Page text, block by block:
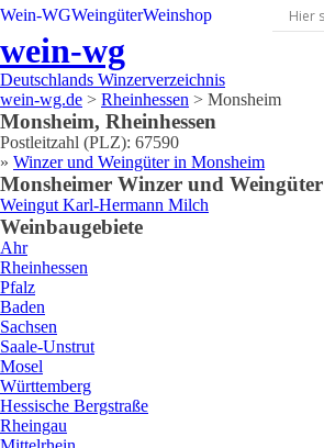
Wein-WGWeingüterWeinshop
wein-wg
Deutschlands Winzerverzeichnis
wein-wg.de > Rheinhessen > Monsheim
Monsheim, Rheinhessen
Postleitzahl (PLZ): 67590
» Winzer und Weingüter in Monsheim
Monsheimer Winzer und Weingüter
Weingut Karl-Hermann Milch
Weinbaugebiete
Ahr
Rheinhessen
Pfalz
Baden
Sachsen
Saale-Unstrut
Mosel
Württemberg
Hessische Bergstraße
Rheingau